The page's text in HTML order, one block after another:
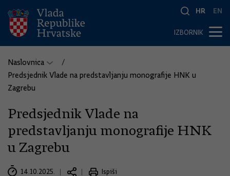
HR EN
IZBORNIK
Naslovnica
Predsjednik Vlade na predstavljanju monografije HNK u
Zagrebu
Predsjednik Vlade na
predstavljanju monografije HNK
u Zagrebu
14.10.2025. Ispiši